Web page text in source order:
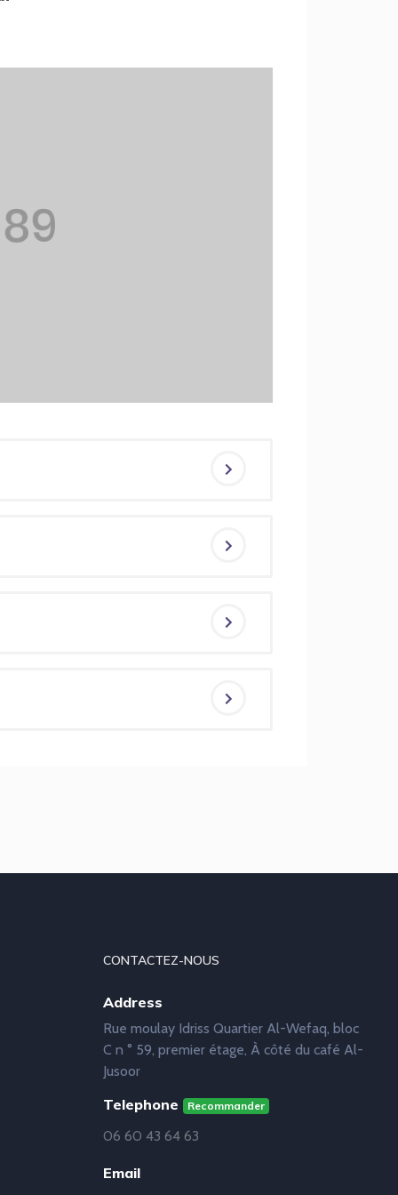
CONTACTEZ-NOUS
Address
Rue moulay Idriss Quartier Al-Wefaq, bloc
C n ° 59, premier étage, À côté du café Al-
Jusoor
Telephone Recommander
06 60 43 64 63
Email